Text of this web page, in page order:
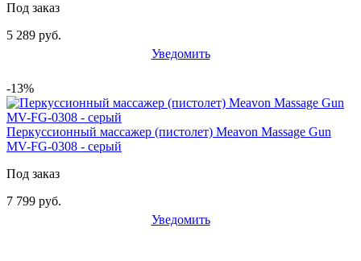
Под заказ
5 289 руб.
Уведомить
-13%
Перкуссионный массажер (пистолет) Meavon Massage Gun
MV-FG-0308 - серый
Под заказ
7 799 руб.
Уведомить